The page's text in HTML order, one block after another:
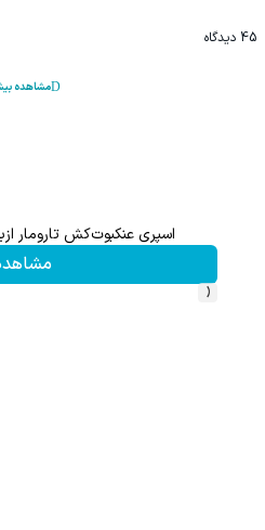
45 دیدگاه
مشاهده
اسپری عنکبوت‌‌کش تارومار
‹